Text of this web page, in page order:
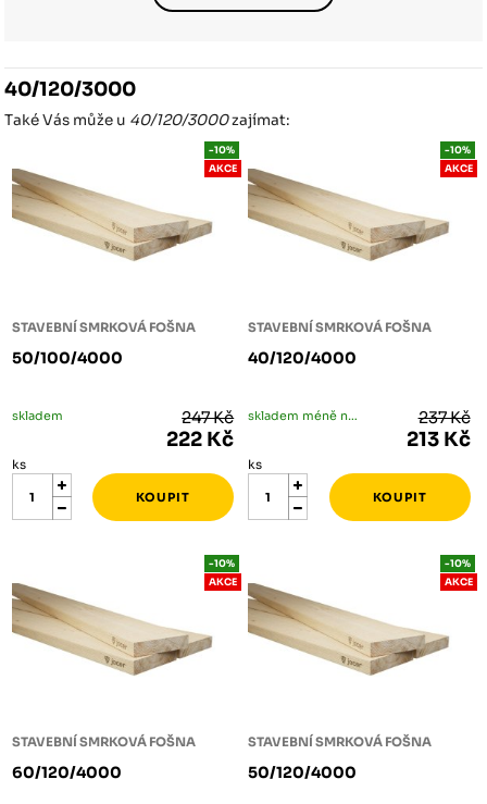
40/120/3000
Také Vás může u 40/120/3000zajímat:
STAVEBNÍ SMRKOVÁ FOŠNA
50/100/4000
-10%
AKCE
skladem 247 Kč
222 Kč
ks
STAVEBNÍ SMRKOVÁ FOŠNA
40/120/4000
-10%
AKCE
skladem méně než 5 ks 237 Kč
213 Kč
ks
STAVEBNÍ SMRKOVÁ FOŠNA
60/120/4000
-10%
AKCE
STAVEBNÍ SMRKOVÁ FOŠNA
50/120/4000
-10%
AKCE